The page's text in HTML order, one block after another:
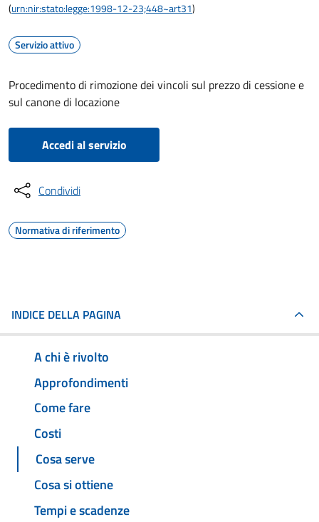
(urn:nir:stato:legge:1998-12-23;448~art31)
Servizio attivo
Procedimento di rimozione dei vincoli sul prezzo di cessione e
sul canone di locazione
Accedi al servizio
Condividi
Normativa di riferimento
INDICE DELLA PAGINA
A chi è rivolto
Approfondimenti
Come fare
Costi
Cosa serve
Cosa si ottiene
Tempi e scadenze